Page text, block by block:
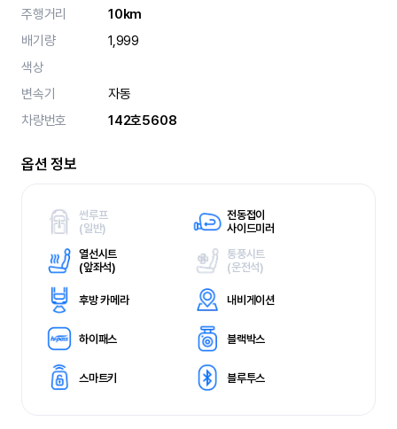
주행거리
10km
배기량
1,999
색상
변속기
자동
차량번호
142호5608
옵션 정보
썬루프
(일반)
전동접이
사이드미러
열선시트
(앞좌석)
통풍시트
(운전석)
후방 카메라 내비게이션
하이패스 블랙박스
스마트키 블루투스